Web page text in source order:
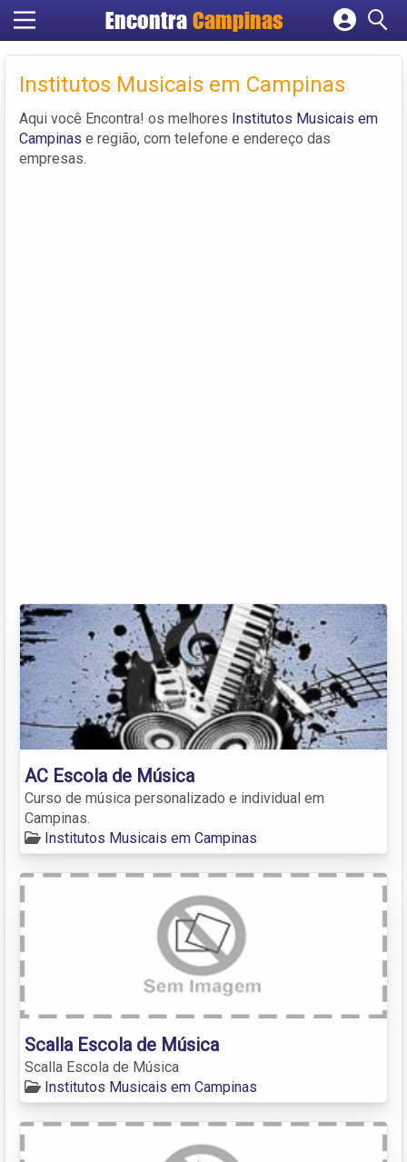
Encontra Campinas
Cadastrar empresa
Criar conta
Institutos Musicais em Campinas
Aqui você Encontra! os melhores Institutos Musicais em
Campinas e região, com telefone e endereço das
empresas.
AC Escola de Música
Curso de música personalizado e individual em
Campinas.
Institutos Musicais em Campinas
Scalla Escola de Música
Scalla Escola de Música
Institutos Musicais em Campinas